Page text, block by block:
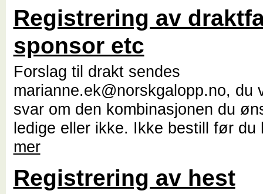
Registrering av
sponsor etc
Forslag til drakt sendes
marianne.ek@norskgalopp.no, du
svar om den kombinasjonen du
ledige eller ikke. Ikke bestill før
mer
Registrering av hest